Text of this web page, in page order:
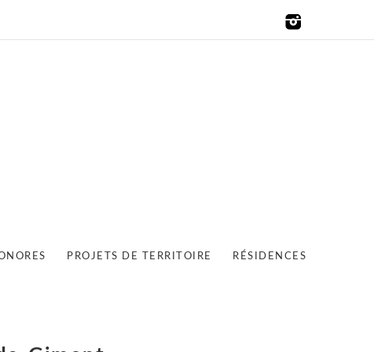
PROJETS DE TERRITOIRE RÉSIDENCES